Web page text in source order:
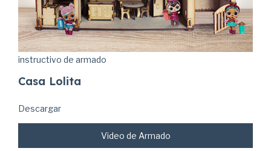
instructivo de armado
Casa Lolita
Descargar
Video de Armado